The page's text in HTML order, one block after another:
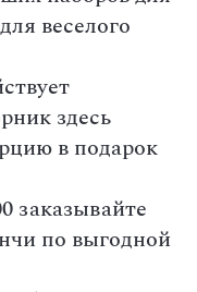
веселого
здесь
в подарок
заказывайте
по выгодной